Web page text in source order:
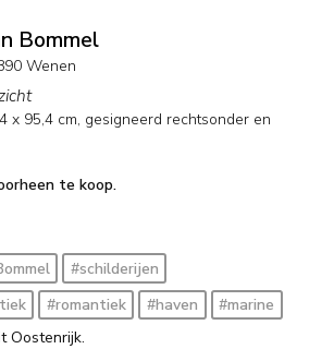
Bommel
Wenen
x 95,4 cm, gesigneerd rechtsonder en
te koop.
#schilderijen
#romantiek #haven
#marine
Oostenrijk.